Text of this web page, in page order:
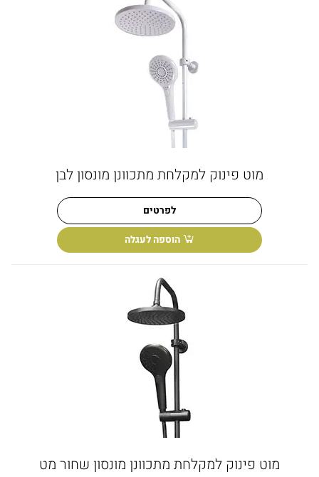
מוט פינוק למקלחת מתכוונן מונסון לבן
לפרטים
הוספה לעגלה
מוט פינוק למקלחת מתכוונן מונסון שחור מט